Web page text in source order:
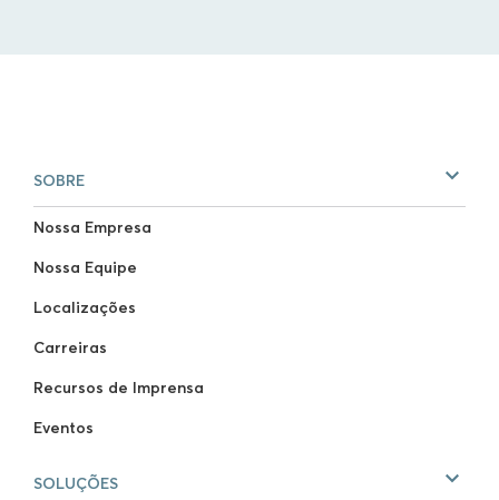
SOBRE
Nossa Empresa
Nossa Equipe
Localizações
Carreiras
Recursos de Imprensa
Eventos
SOLUÇÕES